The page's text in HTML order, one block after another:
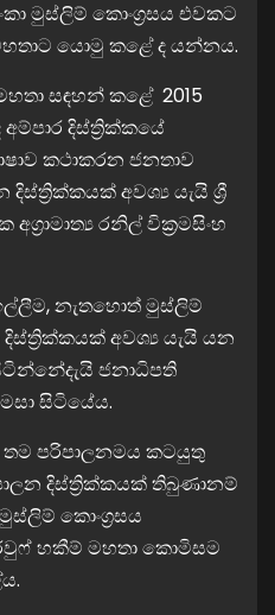
මුස්ලිම් කොංග්‍රසය එවකට
මහතාට යොමු කළේ ද යන්නය.
සඳහන් කළේ 2015
දිස්ත්‍රික්කයේ
කථාකරන ජනතාව
අවශ්‍ය යැයි ශ්‍රී
රනිල් වික්‍රමසිංහ
නැතහොත් මුස්ලිම්
අවශ්‍ය යැයි යන
ජනාධිපති
සිටියේය.
පරිපාලනමය කටයුතු
දිස්ත්‍රික්කයක් තිබුණානම්
කොංග්‍රසය
හකීම් මහතා කොමිසම